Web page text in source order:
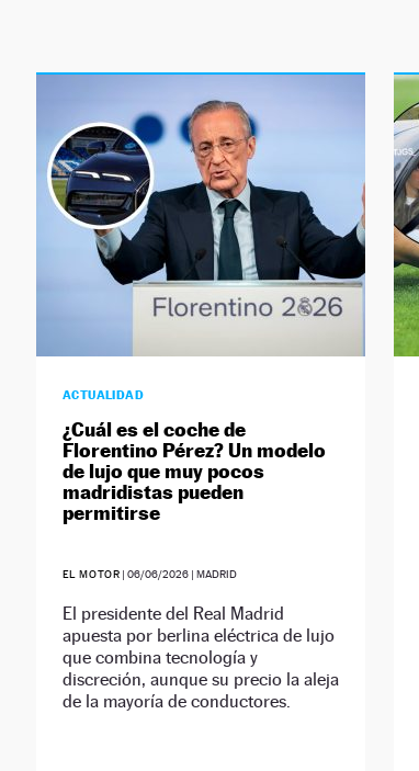
ACTUALIDAD
¿Cuál es el coche de
Florentino Pérez? Un modelo
de lujo que muy pocos
madridistas pueden
permitirse
EL MOTOR |06/06/2026 | MADRID
El presidente del Real Madrid
apuesta por berlina eléctrica de lujo
que combina tecnología y
discreción, aunque su precio la aleja
de la mayoría de conductores.